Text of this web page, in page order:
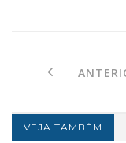
VEJA TAMBÉM